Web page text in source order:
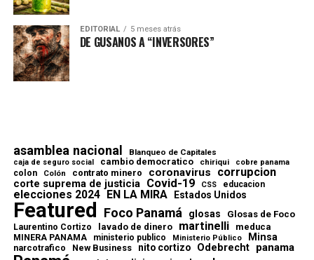
EDITORIAL 5 meses atrás
DE GUSANOS A “INVERSORES”
asamblea nacional Blanqueo de Capitales
caja de seguro social cambio democratico chiriqui cobre panama
colon Colón contrato minero coronavirus corrupcion
corte suprema de justicia Covid-19 CSS educacion
elecciones 2024 EN LA MIRA Estados Unidos
Featured Foco Panamá glosas Glosas de Foco
Laurentino Cortizo lavado de dinero martinelli meduca
MINERA PANAMA ministerio publico Ministerio Público Minsa
narcotrafico New Business nito cortizo Odebrecht panama